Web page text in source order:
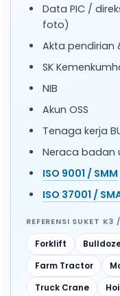
Data PIC /
foto)
Akta pendirian
SK
NIB
Akun OSS
Tenaga kerja
Neraca badan
ISO 9001 / SMM
ISO 37001 /
REFERENSI SUKET
Forklift
Farm Tractor
Truck Crane